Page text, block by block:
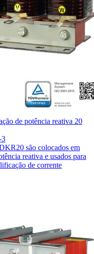
de potência reativa 20
3
são colocados em
reativa e usados para
de corrente